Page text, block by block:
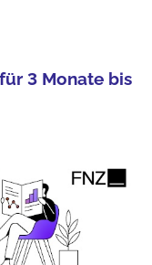
3 Monate bis